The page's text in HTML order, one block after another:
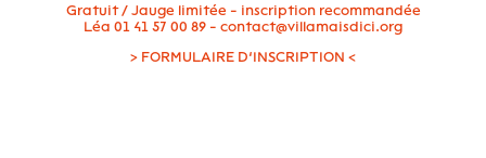
Gratuit / Jauge limitée - inscription recommandée
Léa 01 41 57 00 89 - contact@villamaisdici.org
> FORMULAIRE D’INSCRIPTION <